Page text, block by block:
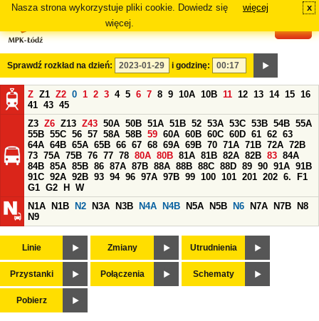
Nasza strona wykorzystuje pliki cookie. Dowiedz się
więcej.
więcej x
Sprawdź rozkład na dzień: i godzinę:
Z Z1 Z2 0 1 2 3 4 5 6 7 8 9 10A 10B 11 12 13 14 15 16
41 43 45
Z3 Z6 Z13 Z43 50A 50B 51A 51B 52 53A 53C 53B 54B 55A
55B 55C 56 57 58A 58B 59 60A 60B 60C 60D 61 62 63
64A 64B 65A 65B 66 67 68 69A 69B 70 71A 71B 72A 72B
73 75A 75B 76 77 78 80A 80B 81A 81B 82A 82B 83 84A
84B 85A 85B 86 87A 87B 88A 88B 88C 88D 89 90 91A 91B
91C 92A 92B 93 94 96 97A 97B 99 100 101 201 202 6.
F1
G1 G2 H
W
N1A
N1B N2 N3A N3B N4A N4B N5A N5B N6 N7A N7B
N8
N9
Linie Zmiany Utrudnienia
Przystanki Połączenia Schematy
Pobierz